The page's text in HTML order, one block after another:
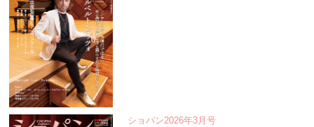
ショパン2026年3月号